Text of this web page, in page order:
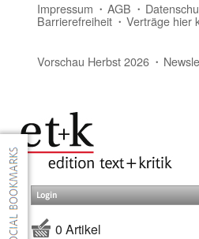
Impressum AGB
Barrierefreiheit Verträge hier
Vorschau Herbst 2026
Login
0 Artikel